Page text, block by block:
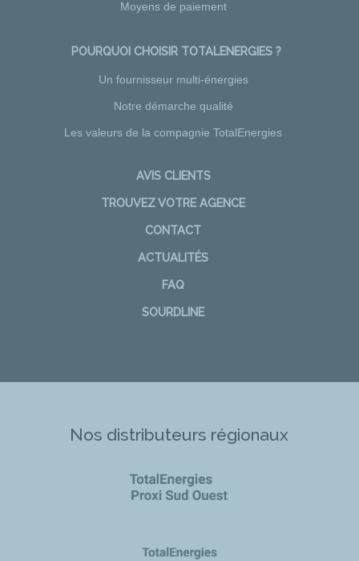
Moyens de paiement
POURQUOI CHOISIR TOTALENERGIES ?
Un fournisseur multi-énergies
Notre démarche qualité
Les valeurs de la compagnie TotalEnergies
AVIS CLIENTS
TROUVEZ VOTRE AGENCE
CONTACT
ACTUALITÉS
FAQ
SOURDLINE
Nos distributeurs régionaux